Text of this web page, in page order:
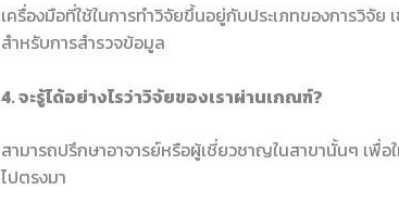
เครื่องมือที่ใช้ในการทำวิจัยขึ้นอยู่กับประเภทของการวิจัย
สำหรับการสำรวจข้อมูล
4. จะรู้ได้อย่างไรว่าวิจัยของเราผ่านเกณฑ์?
สามารถปรึกษาอาจารย์หรือผู้เชี่ยวชาญในสาขานั้นๆ เพื่อ
ไปตรงมา